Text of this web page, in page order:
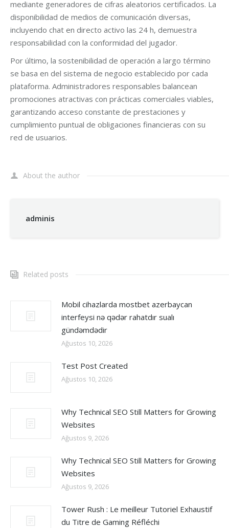
mediante generadores de cifras aleatorios certificados. La
disponibilidad de medios de comunicación diversas,
incluyendo chat en directo activo las 24 h, demuestra
responsabilidad con la conformidad del jugador.
Por último, la sostenibilidad de operación a largo término
se basa en del sistema de negocio establecido por cada
plataforma. Administradores responsables balancean
promociones atractivas con prácticas comerciales viables,
garantizando acceso constante de prestaciones y
cumplimiento puntual de obligaciones financieras con su
red de usuarios.
About the author
adminis
Related posts
Mobil cihazlarda mostbet azerbaycan
interfeysi nə qədər rahatdır sualı
gündəmdədir
Ağustos 10, 2026
Test Post Created
Ağustos 10, 2026
Why Technical SEO Still Matters for Growing
Websites
Ağustos 9, 2026
Why Technical SEO Still Matters for Growing
Websites
Ağustos 9, 2026
Tower Rush : Le meilleur Tutoriel Exhaustif
du Titre de Gaming Réfléchi